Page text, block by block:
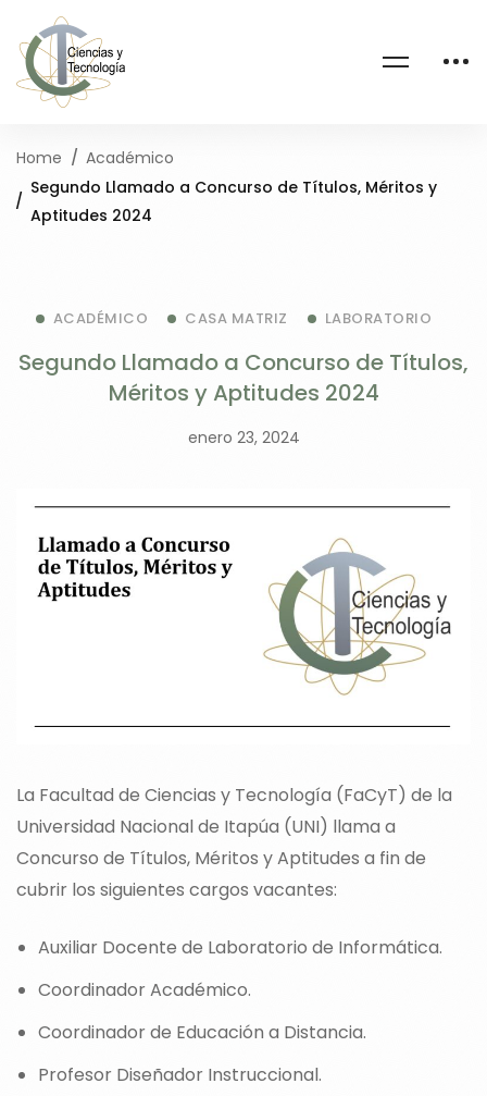
Home
Académico
Segundo Llamado a Concurso de Títulos, Méritos y
Aptitudes 2024
ACADÉMICO CASA MATRIZ LABORATORIO
Segundo Llamado a Concurso de Títulos,
Méritos y Aptitudes 2024
enero 23, 2024
La Facultad de Ciencias y Tecnología (FaCyT) de la
Universidad Nacional de Itapúa (UNI) llama a
Concurso de Títulos, Méritos y Aptitudes a fin de
cubrir los siguientes cargos vacantes:
Auxiliar Docente de Laboratorio de Informática.
Coordinador Académico.
Coordinador de Educación a Distancia.
Profesor Diseñador Instruccional.